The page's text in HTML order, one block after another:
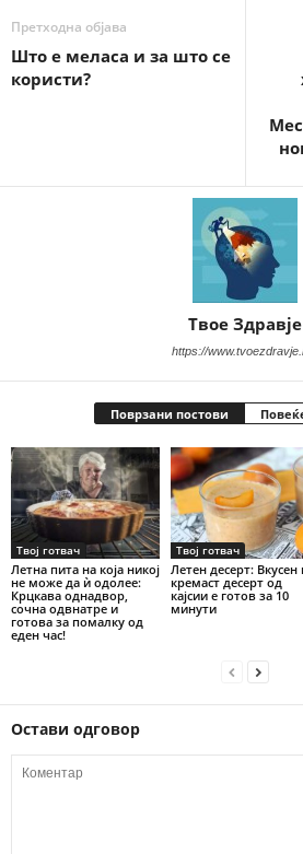
Претходна објава
Што е меласа и за што се
користи?
Твое Здравје
https://
Поврзани постови
Твој готвач
Летна пита на која никој
не може да ѝ одолее:
Крцкава однадвор,
сочна одвнатре и
готова за помалку од
еден час!
Твој готвач
Летен десерт: Вкусен
кремаст десерт од
кајсии е готов за 10
минути
Остави одговор